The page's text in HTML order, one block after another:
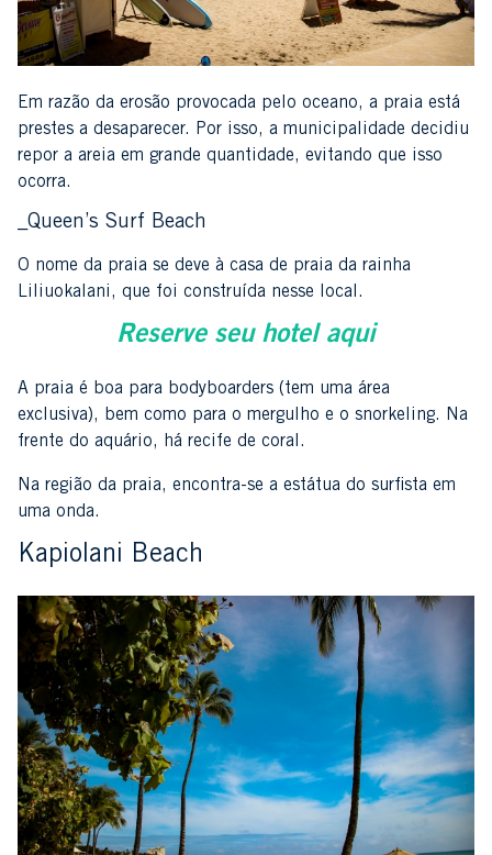
Em razão da erosão provocada pelo oceano, a praia está
prestes a desaparecer. Por isso, a municipalidade decidiu
repor a areia em grande quantidade, evitando que isso
ocorra.
_Queen’s Surf Beach
O nome da praia se deve à casa de praia da rainha
Liliuokalani, que foi construída nesse local.
Reserve seu hotel aqui
A praia é boa para bodyboarders (tem uma área
exclusiva), bem como para o mergulho e o snorkeling. Na
frente do aquário, há recife de coral.
Na região da praia, encontra-se a estátua do surfista em
uma onda.
Kapiolani Beach